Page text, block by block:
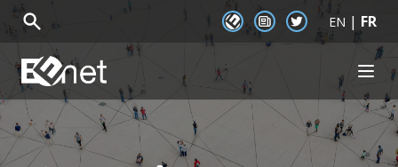
EENet Connect
Newsletter signup
TwitterEN | FR
EENet Home
À propos
Initiatives
Communautés